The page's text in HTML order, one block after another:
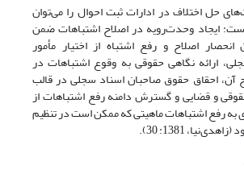
حل اختلاف در ادارات ثبت احوال را می‌توان
ایجاد وحدت‌رویه در اصلاح اشتباهات ضمن
اصلاح و رفع اشتباه از اختیار مأمور
ارائه نگاهی حقوقی به وقوع اشتباهات در
آن، احقاق حقوق صاحبان اسناد سجلی در قالب
و قضایی و گسترش دامنه رفع اشتباهات از
رفع اشتباهات ماهیتی که ممکن است در تنظیم
1381: 30).